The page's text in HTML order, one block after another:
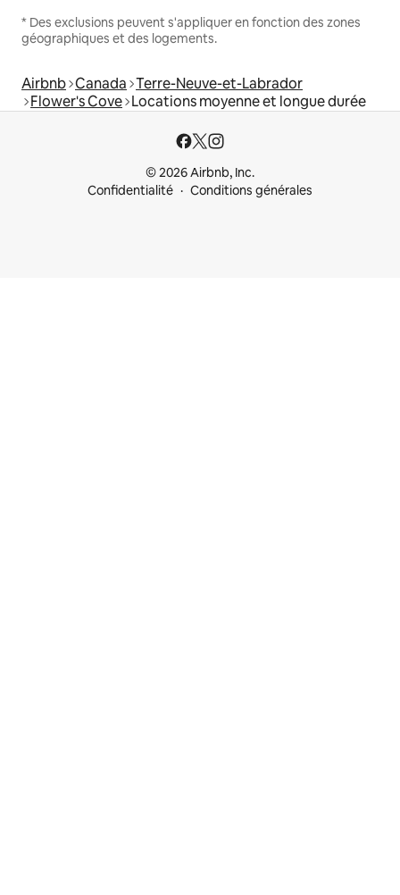
* Des exclusions peuvent s'appliquer en fonction des zones
géographiques et des logements.
Airbnb Canada Terre-Neuve-et-Labrador
Flower's Cove Locations moyenne et longue durée
© 2026 Airbnb, Inc.
Confidentialité
Conditions générales